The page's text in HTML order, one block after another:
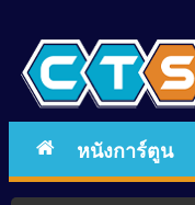
หนังการ์ตูน